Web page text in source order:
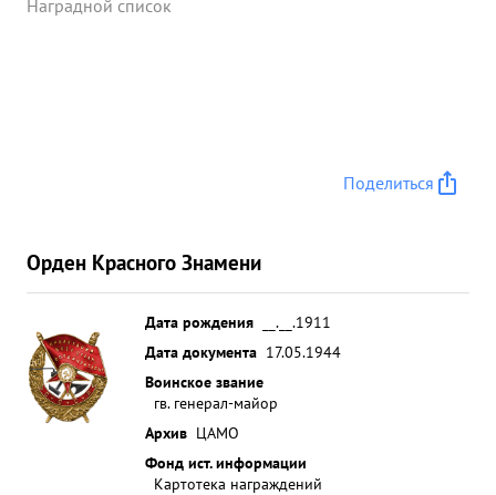
Наградной список
Поделиться
Орден Красного Знамени
Дата рождения
__.__.1911
Дата документа 17.05.1944
Воинское звание
гв. генерал-майор
Архив ЦАМО
Фонд ист. информации
Картотека награждений